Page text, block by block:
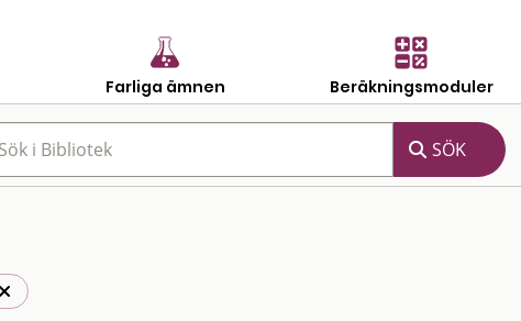
Farliga ämnen Beräkningsmoduler